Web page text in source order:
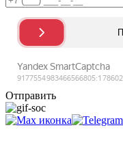
Отправить